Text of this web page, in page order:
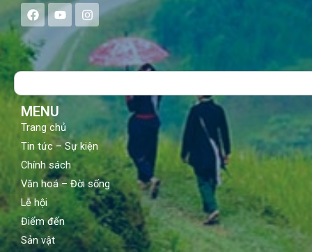
F
a
e
b
o
Y
o
t
u
b
I
n
s
a
g
Search
MENU
Trang chủ
Tin tức – Sự kiện
Chính sách
Văn hoá – Đời sống
Lễ hội
Điểm đến
Sản vật